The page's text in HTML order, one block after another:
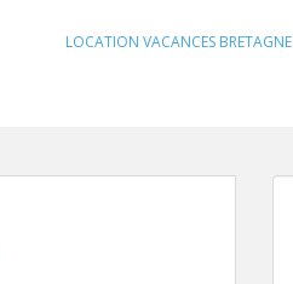
LOCATION VACANCES BRETAGNE